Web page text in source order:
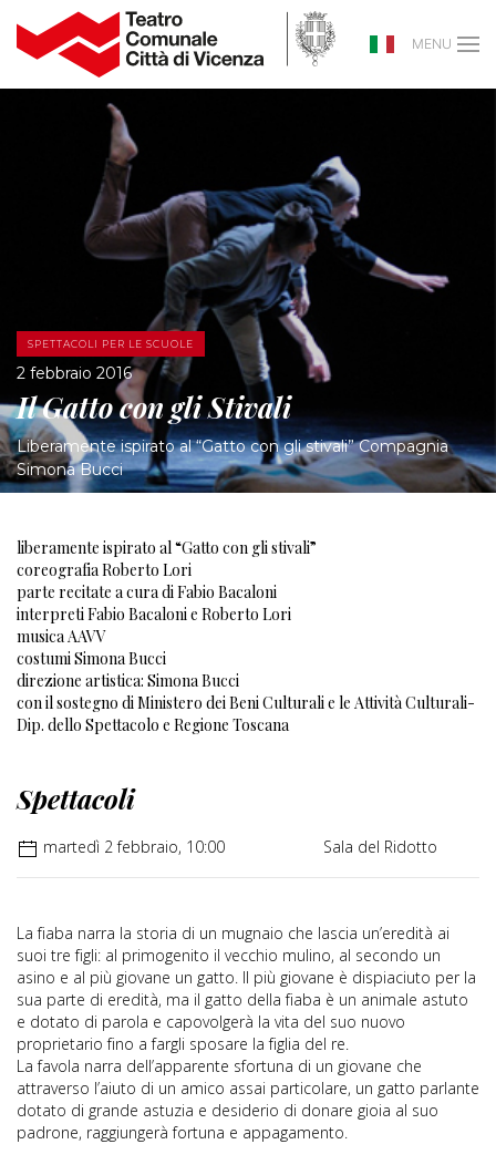
MENU
SPETTACOLI PER LE SCUOLE
2 febbraio 2016
Il Gatto con gli Stivali
Liberamente ispirato al “Gatto con gli stivali” Compagnia
Simona Bucci
liberamente ispirato al “Gatto con gli stivali”
coreografia Roberto Lori
parte recitate a cura di Fabio Bacaloni
interpreti Fabio Bacaloni e Roberto Lori
musica AAVV
costumi Simona Bucci
direzione artistica: Simona Bucci
con il sostegno di Ministero dei Beni Culturali e le Attività Culturali-
Dip. dello Spettacolo e Regione Toscana
Spettacoli
martedì 2 febbraio, 10:00 Sala del Ridotto
La fiaba narra la storia di un mugnaio che lascia un’eredità ai
suoi tre figli: al primogenito il vecchio mulino, al secondo un
asino e al più giovane un gatto. Il più giovane è dispiaciuto per la
sua parte di eredità, ma il gatto della fiaba è un animale astuto
e dotato di parola e capovolgerà la vita del suo nuovo
proprietario fino a fargli sposare la figlia del re.
La favola narra dell’apparente sfortuna di un giovane che
attraverso l’aiuto di un amico assai particolare, un gatto parlante
dotato di grande astuzia e desiderio di donare gioia al suo
padrone, raggiungerà fortuna e appagamento.